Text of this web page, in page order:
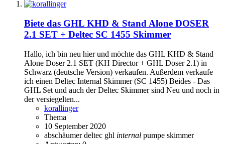
Biete das GHL KHD & Stand Alone DOSER
2.1 SET + Deltec SC 1455 Skimmer
Hallo, ich bin neu hier und möchte das GHL KHD & Stand
Alone Doser 2.1 SET (KH Director + GHL Doser 2.1) in
Schwarz (deutsche Version) verkaufen. Außerdem verkaufe
ich einen Deltec Internal Skimmer (SC 1455) Beides - Das
GHL Set und auch der Deltec Skimmer sind Neu und noch in
der versiegelten...
korallinger
Thema
10 September 2020
abschäumerdeltec ghl internal pumpe skimmer